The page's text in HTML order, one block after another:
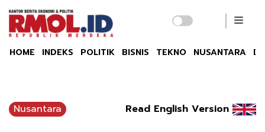
HOME INDEKS POLITIK BISNIS TEKNO NUSANTARA
Nusantara Read English Version